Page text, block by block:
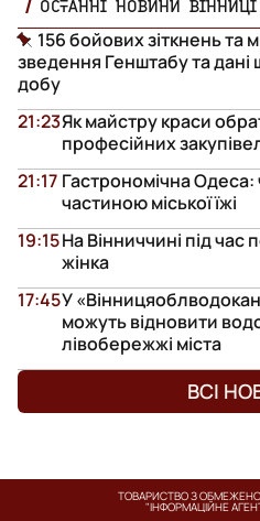
ОСТАННІ НОВИНИ ВІННИЦІ
156 бойових зіткнень та
зведення Генштабу та дані
добу
Як майстру краси
професійних
21:23
Гастрономічна Одеса:
частиною міської їжі
21:17
На Вінниччині під час
жінка
19:15
У
можуть відновити
лівобережжі міста
17:45
ВСІ
ТОВАРИСТВО З
"ІНФОРМАЦІЙНЕ